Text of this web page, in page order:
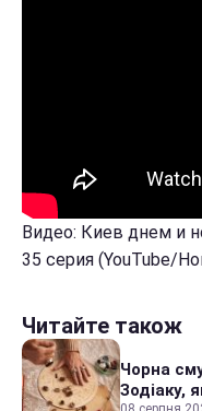
Видео: Киев днем и
35 серия (YouTube/
Читайте також
Чорна
Зодіаку,